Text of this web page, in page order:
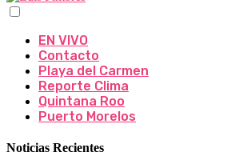
EN VIVO
Contacto
Playa del Carmen
Reporte Clima
Quintana Roo
Puerto Morelos
Noticias Recientes